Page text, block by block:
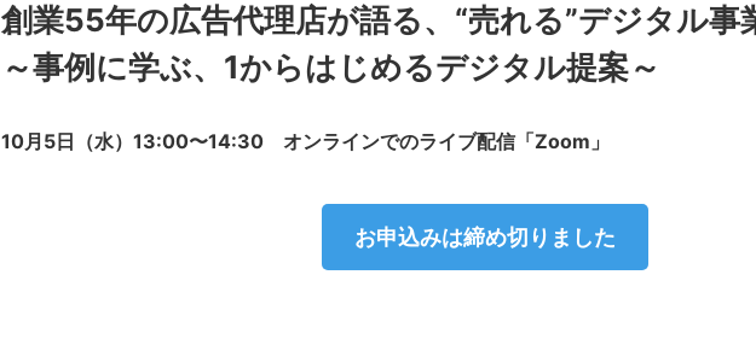
創業55年の広告代理店が語る、“売れる”デジタル事
～事例に学ぶ、1からはじめるデジタル提案～
10月5日（水）13:00〜14:30 オンラインでのライブ配信「Zoom」
お申込みは締め切りました